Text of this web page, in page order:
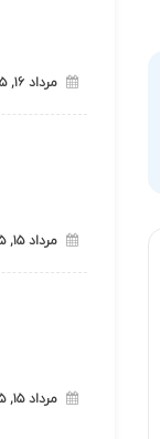
مرداد ۱۶, ۱۴۰۵
مرداد ۱۵, ۱۴۰۵
مرداد ۱۵, ۱۴۰۵